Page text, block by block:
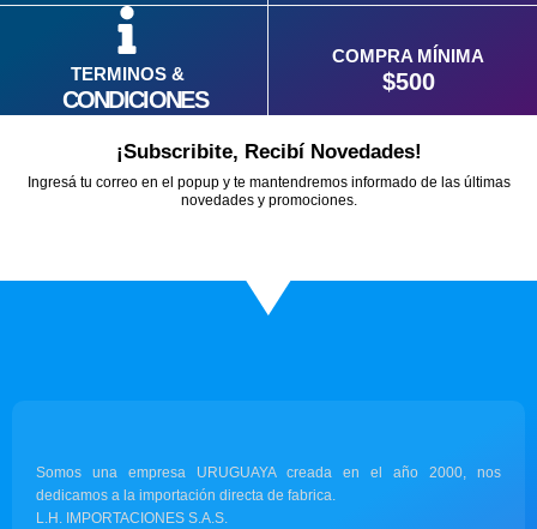
TERMINOS &
CONDICIONES
COMPRA MÍNIMA
$500
¡Subscribite, Recibí Novedades!
Ingresá tu correo en el popup y te mantendremos informado de las últimas
novedades y promociones.
Somos una empresa URUGUAYA creada en el año 2000, nos
dedicamos a la importación directa de fabrica.
L.H. IMPORTACIONES S.A.S.